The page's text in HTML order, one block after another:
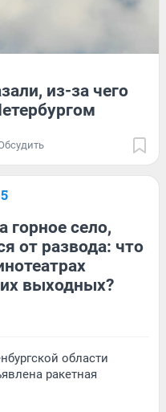
из-за чего
горное село,
от развода: что
выходных?
области
ракетная